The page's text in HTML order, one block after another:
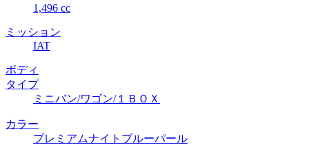
1,496 cc
ミッション
IAT
ボディ
タイプ
ミニバン/ワゴン/１ＢＯＸ
カラー
プレミアムナイトブルーパール